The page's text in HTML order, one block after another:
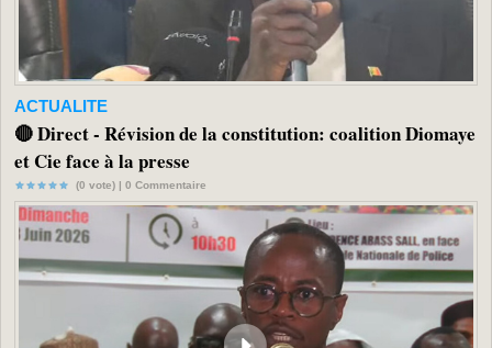
ACTUALITE
🔴 Direct - Révision de la constitution: coalition Diomaye
et Cie face à la presse
(0 vote) | 0 Commentaire